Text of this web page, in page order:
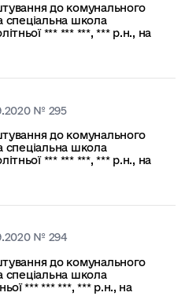
до комунального
спеціальна школа
*** *** ***, *** р.н., на
№ 295
до комунального
спеціальна школа
*** *** ***, *** р.н., на
№ 294
до комунального
спеціальна школа
*** *** ***, *** р.н., на